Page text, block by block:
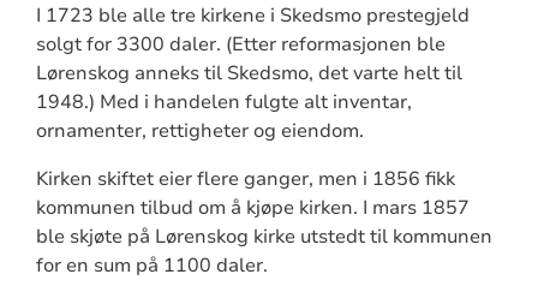
I 1723 ble alle tre kirkene i Skedsmo prestegjeld
solgt for 3300 daler. (Etter reformasjonen ble
Lørenskog anneks til Skedsmo, det varte helt til
1948.) Med i handelen fulgte alt inventar,
ornamenter, rettigheter og eiendom.
Kirken skiftet eier flere ganger, men i 1856 fikk
kommunen tilbud om å kjøpe kirken. I mars 1857
ble skjøte på Lørenskog kirke utstedt til kommunen
for en sum på 1100 daler.